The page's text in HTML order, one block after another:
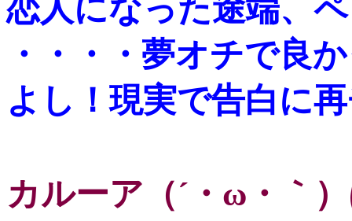
恋人になった途端、
・・・・夢オチで良
よし！現実で告白に
カルーア（´・ω・｀